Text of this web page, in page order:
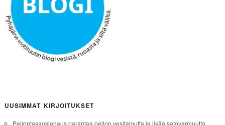
UUSIMMAT KIRJOITUKSET